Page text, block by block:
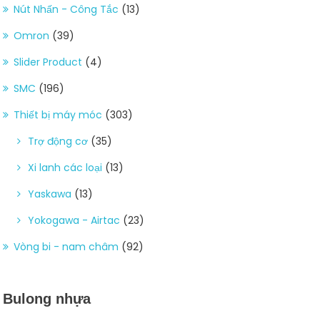
Nút Nhấn - Công Tắc (13)
Omron (39)
Slider Product (4)
SMC (196)
Thiết bị máy móc (303)
Trợ động cơ (35)
Xi lanh các loại (13)
Yaskawa (13)
Yokogawa - Airtac (23)
Vòng bi - nam châm (92)
Bulong nhựa